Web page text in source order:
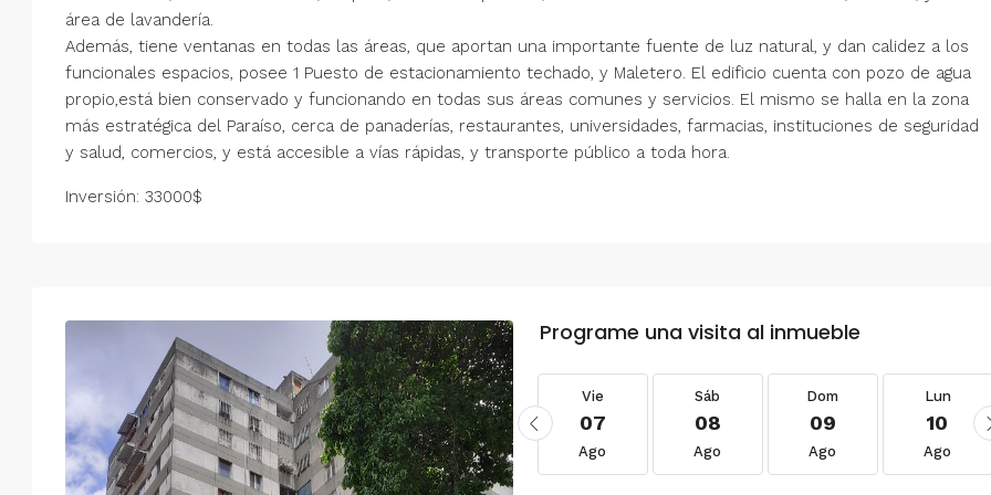
área de lavandería.
Además, tiene ventanas en todas las áreas, que aportan una importante fuente de luz natural, y dan calidez a los
funcionales espacios, posee 1 Puesto de estacionamiento techado, y Maletero. El edificio cuenta con pozo de agua
propio,está bien conservado y funcionando en todas sus áreas comunes y servicios. El mismo se halla en la zona
más estratégica del Paraíso, cerca de panaderías, restaurantes, universidades, farmacias, instituciones de seguridad
y salud, comercios, y está accesible a vías rápidas, y transporte público a toda hora.
Inversión: 33000$
Programe una visita al inmueble
Mar
18
Ago
Mié
19
Ago
Jue
20
Ago
Vie
21
Ago
Vie
07
Ago
Sáb
08
Ago
Dom
09
Ago
Lun
10
Ago